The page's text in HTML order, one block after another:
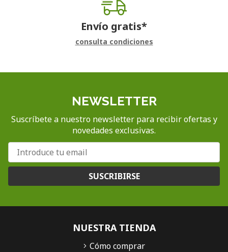
Envío gratis*
consulta condiciones
NEWSLETTER
Suscríbete a nuestro newsletter para recibir ofertas y
novedades exclusivas.
SUSCRIBIRSE
NUESTRA TIENDA
Cómo comprar